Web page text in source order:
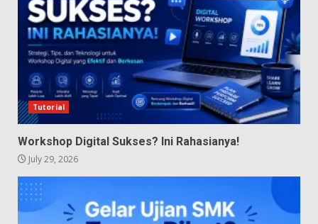
Tutorial
Workshop Digital Sukses? Ini Rahasianya!
July 29, 2026